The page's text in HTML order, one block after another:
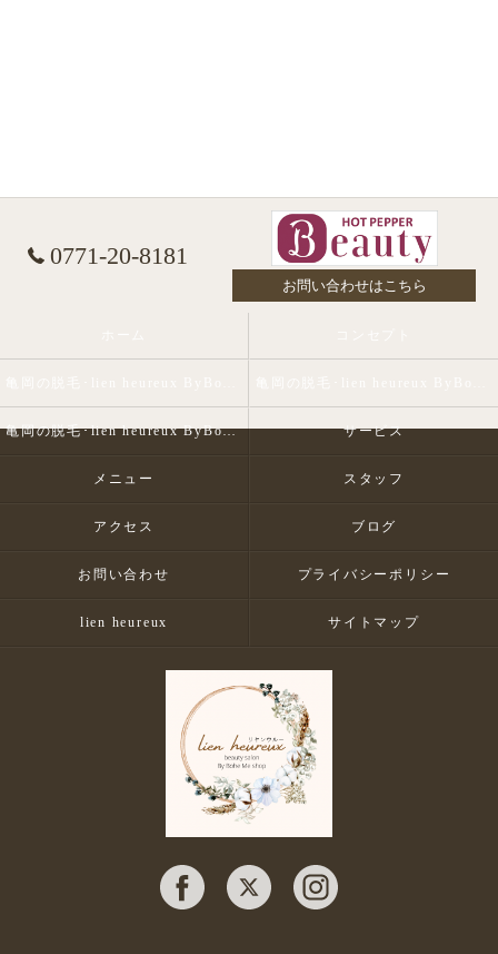
0771-20-8181
お問い合わせはこちら
亀岡の脱毛･lien heureux ByBohe Me shopのお客様の声 サービス
メニュー スタッフ
アクセス ブログ
お問い合わせ プライバシーポリシー
lien heureux サイトマップ